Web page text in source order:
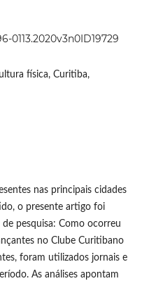
0113.2020v3n0ID19729
física, Curitiba,
nas principais cidades
o presente artigo foi
pesquisa: Como ocorreu
no Clube Curitibano
foram utilizados jornais e
As análises apontam